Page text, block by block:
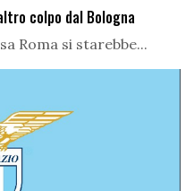
colpo dal Bologna
Roma si starebbe...